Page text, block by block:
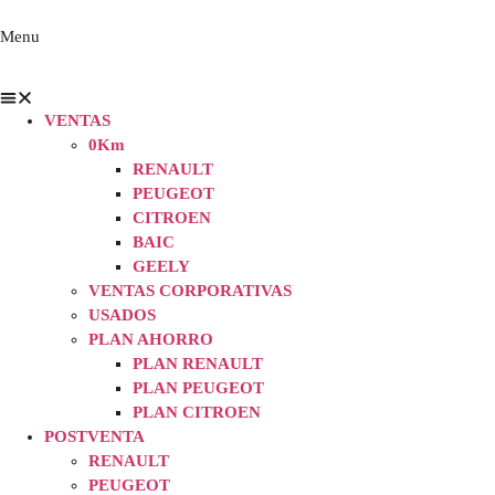
Menu
VENTAS
0Km
RENAULT
PEUGEOT
CITROEN
BAIC
GEELY
VENTAS CORPORATIVAS
USADOS
PLAN AHORRO
PLAN RENAULT
PLAN PEUGEOT
PLAN CITROEN
POSTVENTA
RENAULT
PEUGEOT